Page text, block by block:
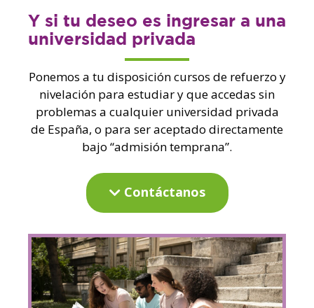
Y si tu deseo es ingresar a una
universidad privada
Ponemos a tu disposición cursos de refuerzo y
nivelación para estudiar y que accedas sin
problemas a cualquier universidad privada
de España, o para ser aceptado directamente
bajo “admisión temprana”.
Contáctanos